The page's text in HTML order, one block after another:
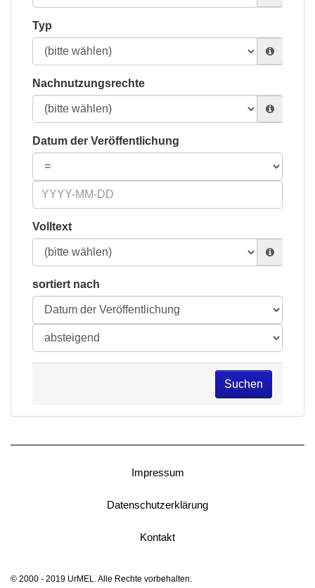
Typ
Nachnutzungsrechte
Datum der Veröffentlichung
Volltext
sortiert nach
Suchen
Impressum
Datenschutzerklärung
Kontakt
© 2000 - 2019 UrMEL. Alle Rechte vorbehalten.